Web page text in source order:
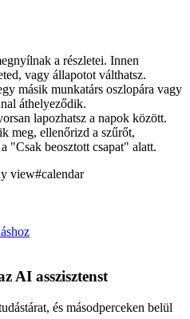
a részletei. Innen
vagy állapotot válthatsz.
másik munkatárs oszlopára vagy
áthelyeződik.
lapozhatsz a napok között.
meg, ellenőrizd a szűrőt,
"Csak beosztott csapat" alatt.
view#calendar
AI asszisztenst
és másodperceken belül